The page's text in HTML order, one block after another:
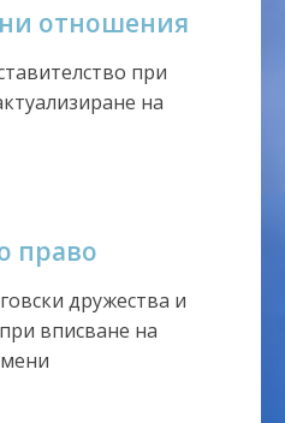
отношения
при
на
право
дружества и
вписване на